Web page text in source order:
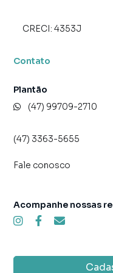
atendimento
CRECI: 4353J
Contato
Plantão
(47) 99709-2710
(47) 3363-5655
Fale conosco
Acompanhe nossas